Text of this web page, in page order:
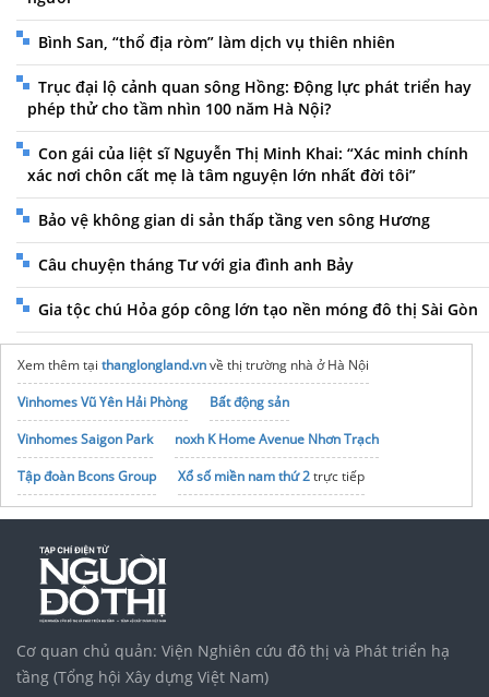
Bình San, “thổ địa ròm” làm dịch vụ thiên nhiên
Trục đại lộ cảnh quan sông Hồng: Động lực phát triển hay
phép thử cho tầm nhìn 100 năm Hà Nội?
Con gái của liệt sĩ Nguyễn Thị Minh Khai: “Xác minh chính
xác nơi chôn cất mẹ là tâm nguyện lớn nhất đời tôi”
Bảo vệ không gian di sản thấp tầng ven sông Hương
Câu chuyện tháng Tư với gia đình anh Bảy
Gia tộc chú Hỏa góp công lớn tạo nền móng đô thị Sài Gòn
Xem thêm tại thanglongland.vnvề thị trường nhà ở Hà Nội
Vinhomes Vũ Yên Hải Phòng
Bất động sản
Vinhomes Saigon Park
noxh K Home Avenue Nhơn Trạch
Tập đoàn Bcons Group
Xổ số miền nam thứ 2trực tiếp
Cơ quan chủ quản: Viện Nghiên cứu đô thị và Phát triển hạ
tầng (Tổng hội Xây dựng Việt Nam)